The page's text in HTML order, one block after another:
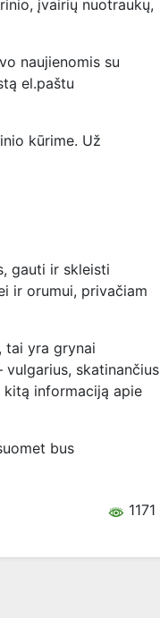
įvairių nuotraukų,
naujienomis su
el.paštu
kūrime. Už
gauti ir skleisti
ir orumui, privačiam
tai yra grynai
skatinančius
kitą informaciją apie
bus
1171